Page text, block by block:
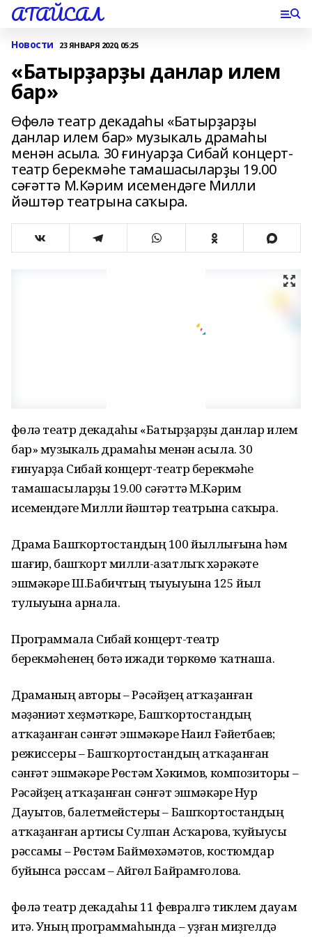
АТАЙСАЛ
Новости 23 ЯНВАРЯ 2020, 05:25
«Батырҙарҙы данлар илем
бар»
Өфөлә театр декадаһы «Батырҙарҙы
данлар илем бар» музыкаль драмаһы
менән асыла. 30 ғинуарҙа Сибай концерт-
театр берекмәһе тамашасыларҙы 19.00
сәғәттә М.Кәрим исемендәге Милли
йәштәр театрына саҡыра.
Өфөлә театр декадаһы «Батырҙарҙы данлар илем
бар» музыкаль драмаһы менән асыла. 30
ғинуарҙа Сибай концерт-театр берекмәһе
тамашасыларҙы 19.00 сәғәттә М.Кәрим
исемендәге Милли йәштәр театрына саҡыра.
Драма Башҡортостандың 100 йыллығына һәм
шағир, башҡорт милли-азатлыҡ хәрәкәте
эшмәкәре Ш.Бабичтың тыуыуына 125 йыл
тулыуына арнала.
Программала Сибай концерт-театр
берекмәһенең бөтә ижади төркөмө ҡатнаша.
Драманың авторы – Рәсәйҙең атҡаҙанған
мәҙәниәт хеҙмәткәре, Башҡортостандың
атҡаҙанған сәнғәт эшмәкәре Наил Ғәйетбаев;
режиссеры – Башҡортостандың атҡаҙанған
сәнғәт эшмәкәре Рөстәм Хәкимов, композиторы –
Рәсәйҙең атҡаҙанған сәнғәт эшмәкәре Нур
Дауытов, балетмейстеры – Башҡортостандың
атҡаҙанған артисы Сулпан Асҡарова, ҡуйыусы
рәссамы – Рөстәм Баймөхәмәтов, костюмдар
буйынса рәссам – Айгөл Байрамғолова.
Өфөлә театр декадаһы 11 февралгә тиклем дауам
итә. Уның программаһында – уҙған миҙгелдә